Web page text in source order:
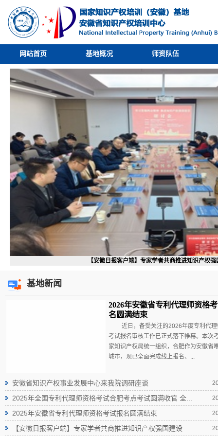
网站首页 基地概况 师资队伍
【安徽日报客户端】专家学者共商推进知识产权强
基地新闻
2026年安徽省专利代理师资格
名圆满结束
近日，备受关注的2026年度专利代
考试报名审核工作已正式落下帷幕。本次
家知识产权局统一组织，合肥作为安徽省
城市，现已全面完成线上报名、...
安徽省知识产权事业发展中心来我院调研座谈
2025年全国专利代理师资格考试合肥考点考试圆满收官 全...
2025年安徽省专利代理师资格考试报名圆满结束
【安徽日报客户端】专家学者共商推进知识产权强国建设